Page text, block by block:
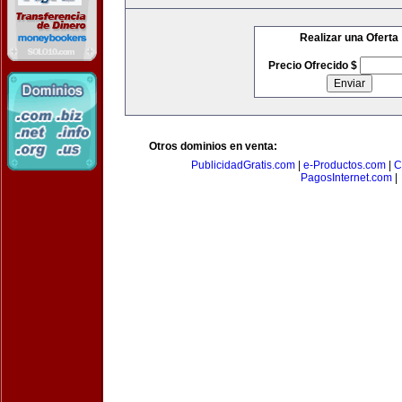
Realizar una Oferta
Precio Ofrecido $
Otros dominios en venta:
PublicidadGratis.com
e-Productos.com
PagosInternet.com